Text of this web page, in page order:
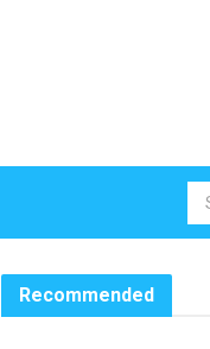
Recommended